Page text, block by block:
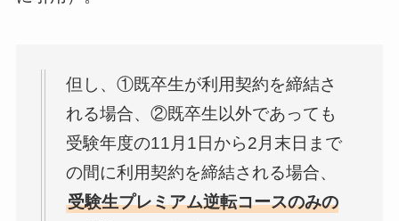
但し、①既卒生が利用契約を締結さ
れる場合、②既卒生以外であっても
受験年度の11月1日から2月末日まで
の間に利用契約を締結される場合、
受験生プレミアム逆転コースのみの